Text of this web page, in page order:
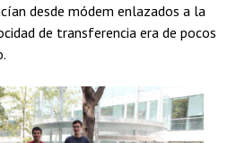
desde módem enlazados a la
de transferencia era de pocos